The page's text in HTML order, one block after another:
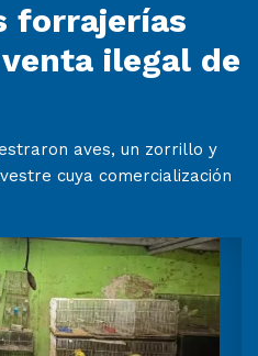
forrajerías
ilegal de
aves, un zorrillo y
cuya comercialización